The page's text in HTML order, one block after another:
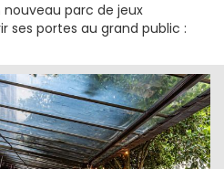
nouveau parc de jeux
ses portes au grand public :